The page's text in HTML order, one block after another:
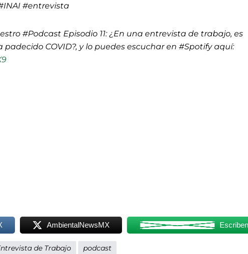
#entrevista
#Podcast Episodio 11: ¿En una entrevista de trabajo, es
padecido COVID?, y lo puedes escuchar en #Spotify aquí:
AmbientalNewsMX
de Trabajo podcast